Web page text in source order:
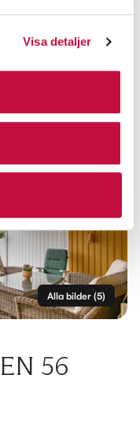
Visa detaljer
Alla bilder (5)
56